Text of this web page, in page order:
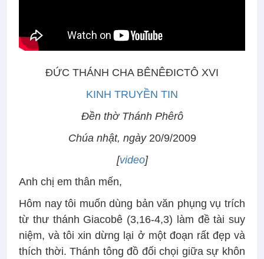
ĐỨC THÁNH CHA BÊNÊĐICTÔ XVI
KINH TRUYỀN TIN
Đền thờ Thánh Phêrô
Chúa nhật, ngày 20/9/2009
[video]
Anh chị em thân mến,
Hôm nay tôi muốn dùng bản văn phụng vụ trích
từ thư thánh Giacobê (3,16-4,3) làm đề tài suy
niệm, và tôi xin dừng lại ở một đoạn rất đẹp và
thích thời. Thánh tông đồ đối chọi giữa sự khôn